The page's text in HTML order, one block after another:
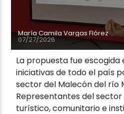
María Camila Vargas Flórez
07/27/2026
La propuesta fue
iniciativas de todo el país
sector del Malecón del río
Representantes del
turístico, comunitario e